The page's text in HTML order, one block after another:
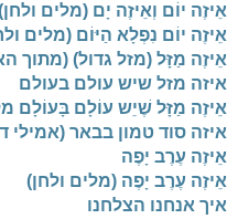
אֵיזֶה יוֹם וְאֵיזֶה יָם (מלים
אֵיזֶה יוֹם נִפְלָא הַיּוֹם (מלים
אֵיזֶה מַזָּל (מזל גדול) (מתוך
איזה מזל שיש עולם בעולם
אֵיזֶה מַזָּל שֶׁיֵש עוֹלָם בָּעוֹלָם
איזה סוד טמון בבאר (אמילי
אֵיזֶה עֶרֶב יָפֶה
אֵיזֶה עֶרֶב יָפֶה (מלים ולחן)
איך אנחנו הצלחנו